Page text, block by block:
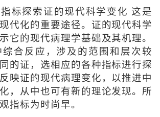
探索证的现代科学变化 这是
代化的重要途径。证的现代科学
它的现代病理学基础及其机理。
综合反应，涉及的范围和层次较
的证，选相应的各种指标进行探
映证的现代病理变化，以推进中
，从中也可有新的理论发现。所
指标为时尚早。